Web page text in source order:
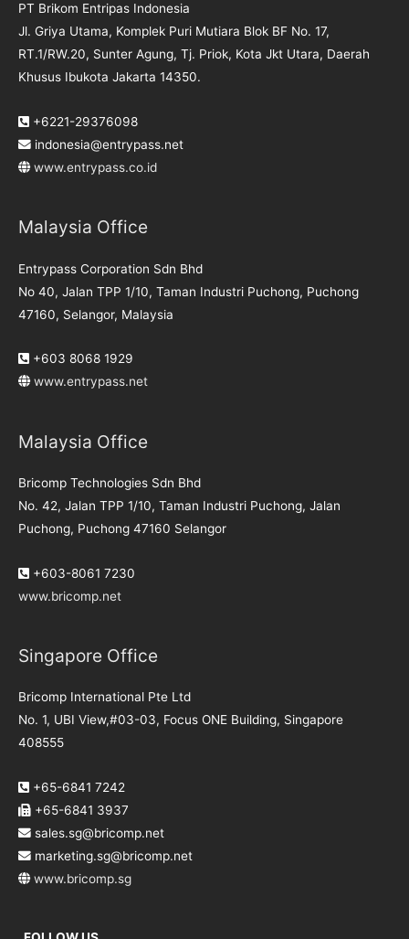
PT Brikom Entripas Indonesia
Jl. Griya Utama, Komplek Puri Mutiara Blok BF No. 17,
RT.1/RW.20, Sunter Agung, Tj. Priok, Kota Jkt Utara, Daerah
Khusus Ibukota Jakarta 14350.
+6221-29376098
indonesia@entrypass.net
www.entrypass.co.id
Malaysia Office
Entrypass Corporation Sdn Bhd
No 40, Jalan TPP 1/10, Taman Industri Puchong, Puchong
47160, Selangor, Malaysia
+603 8068 1929
www.entrypass.net
Malaysia Office
Bricomp Technologies Sdn Bhd
No. 42, Jalan TPP 1/10, Taman Industri Puchong, Jalan
Puchong, Puchong 47160 Selangor
+603-8061 7230
www.bricomp.net
Singapore Office
Bricomp International Pte Ltd
No. 1, UBI View,#03-03, Focus ONE Building, Singapore
408555
+65-6841 7242
+65-6841 3937
sales.sg@bricomp.net
marketing.sg@bricomp.net
www.bricomp.sg